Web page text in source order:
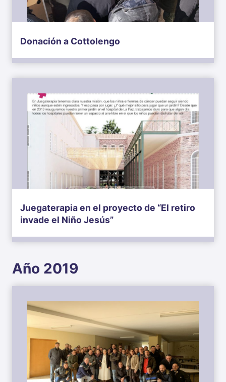
Donación a Cottolengo
Juegaterapia en el proyecto de “El retiro
invade el Niño Jesús”
Año 2019